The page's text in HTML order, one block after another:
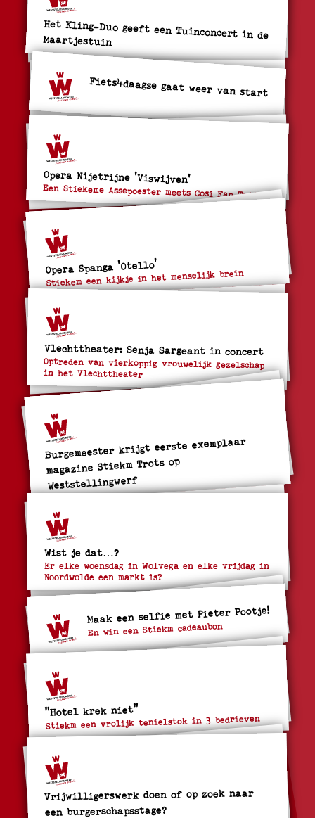
Het Kling-Duo geeft een Tuinconcert in de
Maartjestuin
Fiets4daagse gaat weer van start
Opera Nijetrijne 'Viswijven'
Een Stiekeme Assepoester meets Cosi Fan Tutte
Opera Spanga 'Otello'
Stiekem een kijkje in het menselijk brein
Vlechttheater: Senja Sargeant in concert
Optreden van vierkoppig vrouwelijk gezelschap
in het Vlechttheater
Burgemeester krijgt eerste exemplaar
magazine Stiekm Trots op
Weststellingwerf
Wist je dat…?
Er elke woensdag in Wolvega en elke vrijdag in
Noordwolde een markt is?
Maak een selfie met Pieter Pootje!
En win een Stiekm cadeaubon
"Hotel krek niet"
Stiekm een vrolijk tenielstok in 3 bedrieven
Vrijwilligerswerk doen of op zoek naar
een burgerschapsstage?